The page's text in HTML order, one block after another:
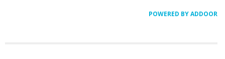
POWERED BY ADDOOR